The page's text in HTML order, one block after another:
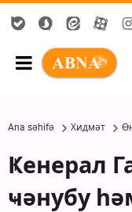
Ana səhifə Хидмәт
Ҝенерал
ҹәнубу